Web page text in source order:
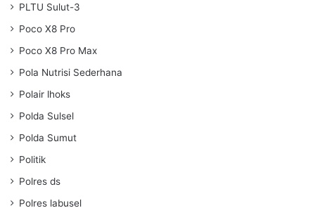
PLTU Sulut-3
Poco X8 Pro
Poco X8 Pro Max
Pola Nutrisi Sederhana
Polair lhoks
Polda Sulsel
Polda Sumut
Politik
Polres ds
Polres labusel